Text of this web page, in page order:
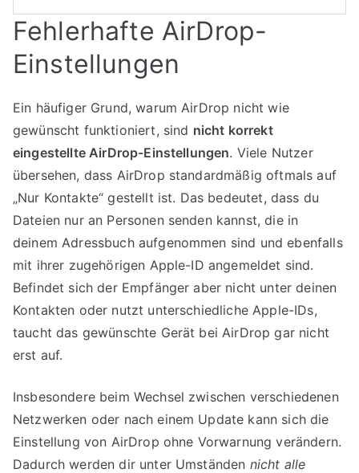
Fehlerhafte AirDrop-
Einstellungen
Ein häufiger Grund, warum AirDrop nicht wie
gewünscht funktioniert, sind nicht korrekt
eingestellte AirDrop-Einstellungen. Viele Nutzer
übersehen, dass AirDrop standardmäßig oftmals auf
„Nur Kontakte“ gestellt ist. Das bedeutet, dass du
Dateien nur an Personen senden kannst, die in
deinem Adressbuch aufgenommen sind und ebenfalls
mit ihrer zugehörigen Apple-ID angemeldet sind.
Befindet sich der Empfänger aber nicht unter deinen
Kontakten oder nutzt unterschiedliche Apple-IDs,
taucht das gewünschte Gerät bei AirDrop gar nicht
erst auf.
Insbesondere beim Wechsel zwischen verschiedenen
Netzwerken oder nach einem Update kann sich die
Einstellung von AirDrop ohne Vorwarnung verändern.
Dadurch werden dir unter Umständen nicht alle